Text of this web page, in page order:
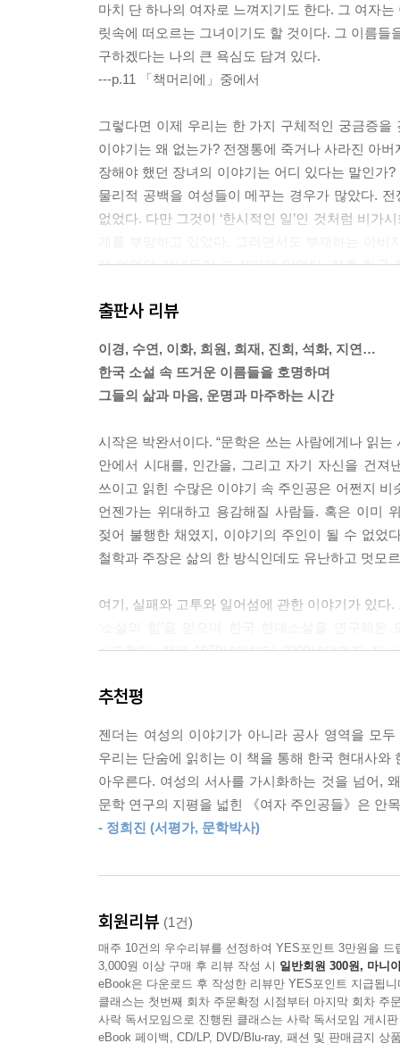
마치 단 하나의 여자로 느껴지기도 한다. 그 여자
릿속에 떠오르는 그녀이기도 할 것이다. 그 이름
구하겠다는 나의 큰 욕심도 담겨 있다.
---p.11 「책머리에」중에서
그렇다면 이제 우리는 한 가지 구체적인 궁금증
이야기는 왜 없는가? 전쟁통에 죽거나 사라진 아
장해야 했던 장녀의 이야기는 어디 있다는 말인가
물리적 공백을 여성들이 메꾸는 경우가 많았다.
없었다. 다만 그것이 ‘한시적인 일’인 것처럼 비가
에 없었던 장녀들이 그 자리에 있었다. 전후 한국
---pp.20~21 「1장 K-장녀의 존재론」중에서
이 천명에는 남녀 쌍둥이는 상피 붙는다는 저주
일부의 끔찍한 속설”이 의미하는 바는 무엇인가.
여아는 죽어야만 한다. 여기에서 ‘저주받은 여자
라. 그리고 그 율법의 내부에는 여자아이는 언제
분명해 보인다. 그렇기에 그것을 강제하는 할머
하며 주인공인 수연과 수빈에게 저주의 운명을 내
---pp.62~63 「2장 ‘여아 살해’ 주문과 탈주술의 서
소설이든 영화든 70년대 대중문화에서 명문 여대
인해 새롭게 해석할 수 있는 문제적 텍스트였다.
---p.78 「3장 성(聖) 처녀와 성(性) 처녀」중에서
젊은 여성을 화자로 내세워 그녀의 변화와 성찰
은 여성에게 자기성찰의 계기를 제공한다는 이문
성을 주인공으로 하는 성장소설적 구성으로 구체
며, 잡지사 기자로서의 직업이 있기는 하지만 아
---pp.114~115 「4장 여성은 성장할 수 있는가」중
여기에서 우리는 80년대라는 시대의 독특함을
속에 깊숙이 파고들고 있었다면, 또 다른 한쪽에
재의 폭압적 정치와 이에 저항하는 학생들의 데모
로울 수는 없었다. 80년대 소설 속에서 다수 발견
출판사 리뷰
이경, 수연, 이화, 희원, 희재, 진희, 석화, 지연…
한국 소설 속 뜨거운 이름들을 호명하며
그들의 삶과 마음, 운명과 마주하는 시간
시작은 박완서이다. “문학은 쓰는 사람에게나 읽
안에서 시대를, 인간을, 그리고 자기 자신을 건져
쓰이고 읽힌 수많은 이야기 속 주인공은 어쩐지
언젠가는 위대하고 용감해질 사람들. 혹은 이미
젖어 불행한 채였지, 이야기의 주인이 될 수 없었
철학과 주장은 삶의 한 방식인데도 유난하고 멋모
여기, 실패와 고투와 일어섬에 관한 이야기가 있
시도한다. 책은 1970년대부터 2000년대까지 지
시대의 마음을 읽어내며 그 경로를 추적한다.
주인공들을 호명한다. 이경, 수연, 이화, 희원, 희
무엇을 사랑했고, 무엇에 불행했고, 무엇을 욕망
장녀 성장 서사의 원형을 찾아
없는 가난한 청년이 낯선 고장을 방황하며 현실
남성으로서 성장하는 스토리. 당시 대중은 이
경제성장의 기적을 이루어낸 한국 사회의 자부
이야기 말고, 장녀의 이야기는 없는가?
다시 박완서이다. 책의 출발점이자 전체 지면
추천평
젠더는 여성의 이야기가 아니라 공사 영역을 모
우리는 단숨에 읽히는 이 책을 통해 한국 현대사
아우른다. 여성의 서사를 가시화하는 것을 넘어,
문학 연구의 지평을 넓힌 《여자 주인공들》은 안
- 정희진 (서평가, 문학박사)
회원리뷰 (1건)
매주 10건의 우수리뷰를 선정하여 YES포인트 3만원을 드
3,000원 이상 구매 후 리뷰 작성 시 일반회원 300원, 마니
eBook은 다운로드 후 작성한 리뷰만 YES포인트 지급됩니
클래스는 첫번째 회차 주문확정 시점부터 마지막 회차 주
사락 독서모임으로 진행된 클래스는 사락 독서모임 게시
eBook 페이백, CD/LP, DVD/Blu-ray, 패션 및 판매금지 상